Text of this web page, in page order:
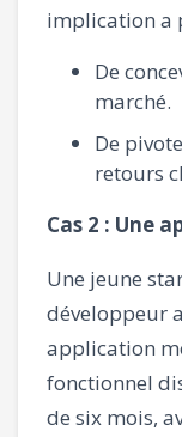
implication a
De
marché.
De
retours
Cas 2 : Une
Une jeune
développeur
application
fonctionnel
de six mois,